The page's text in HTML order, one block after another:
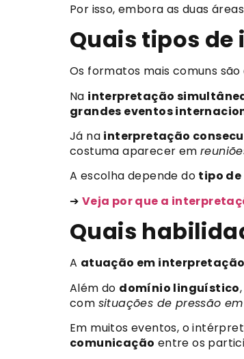
Por isso, embora as duas
Quais tipos
Os formatos mais comuns são
Na interpretação
grandes eventos
Já na interpretação
costuma aparecer em
A escolha depende do tipo
➔ Veja por que a
Quais
A atuação em interpretação
Além do domínio linguístico
com situações de pressão
Em muitos eventos, o
comunicação entre os